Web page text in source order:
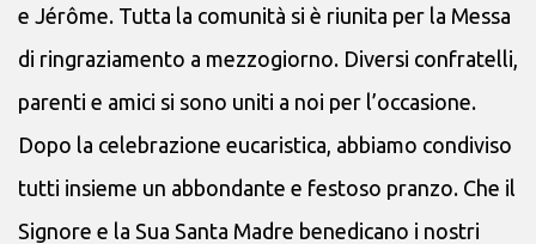
e Jérôme. Tutta la comunità si è riunita per la Messa
di ringraziamento a mezzogiorno. Diversi confratelli,
parenti e amici si sono uniti a noi per l’occasione.
Dopo la celebrazione eucaristica, abbiamo condiviso
tutti insieme un abbondante e festoso pranzo. Che il
Signore e la Sua Santa Madre benedicano i nostri